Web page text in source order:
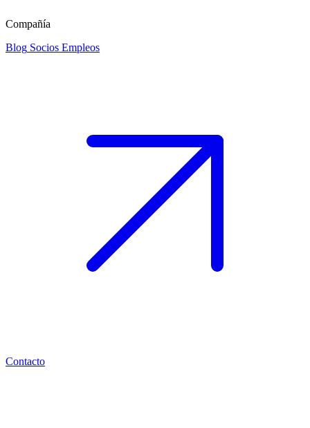
Compañía
Blog Socios Empleos
Contacto